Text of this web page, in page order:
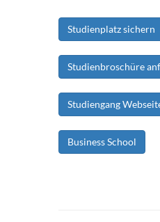
Studienplatz sichern
Studienbroschüre
Studiengang
Business School